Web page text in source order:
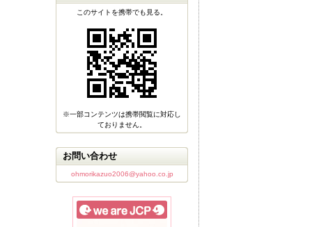
このサイトを携帯でも見る。
※一部コンテンツは携帯閲覧に対応し
ておりません。
お問い合わせ
ohmorikazuo2006@yahoo.co.jp